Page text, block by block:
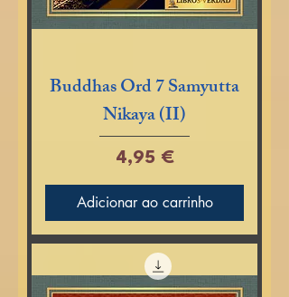
Buddhas Ord 7 Samyutta
Nikaya (II)
Preço
4,95 €
Adicionar ao carrinho